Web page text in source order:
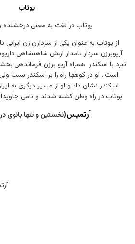
یوتاب
یوتاب در لغت به معنی درخشنده
از یوتاب به عنوان یکی از سردارن زن ایرانی
آریوبرزن سردار نامدار ارتش شاهنشاهی
نبرد با اسکندر همراه آریو برزن فرماندهی
است . او در کوهها راه را بر اسکندر بست ولی
اسکندر نشان داد و او از مسیر دیگری به
یوتاب در راه وطن کشته شدند و نامی
آرتمیس (نخستین و تنها بانوی